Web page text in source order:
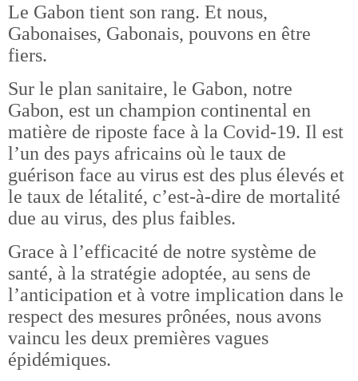
Le Gabon tient son rang. Et nous,
Gabonaises, Gabonais, pouvons en être
fiers.
Sur le plan sanitaire, le Gabon, notre
Gabon, est un champion continental en
matière de riposte face à la Covid-19. Il est
l’un des pays africains où le taux de
guérison face au virus est des plus élevés et
le taux de létalité, c’est-à-dire de mortalité
due au virus, des plus faibles.
Grace à l’efficacité de notre système de
santé, à la stratégie adoptée, au sens de
l’anticipation et à votre implication dans le
respect des mesures prônées, nous avons
vaincu les deux premières vagues
épidémiques.